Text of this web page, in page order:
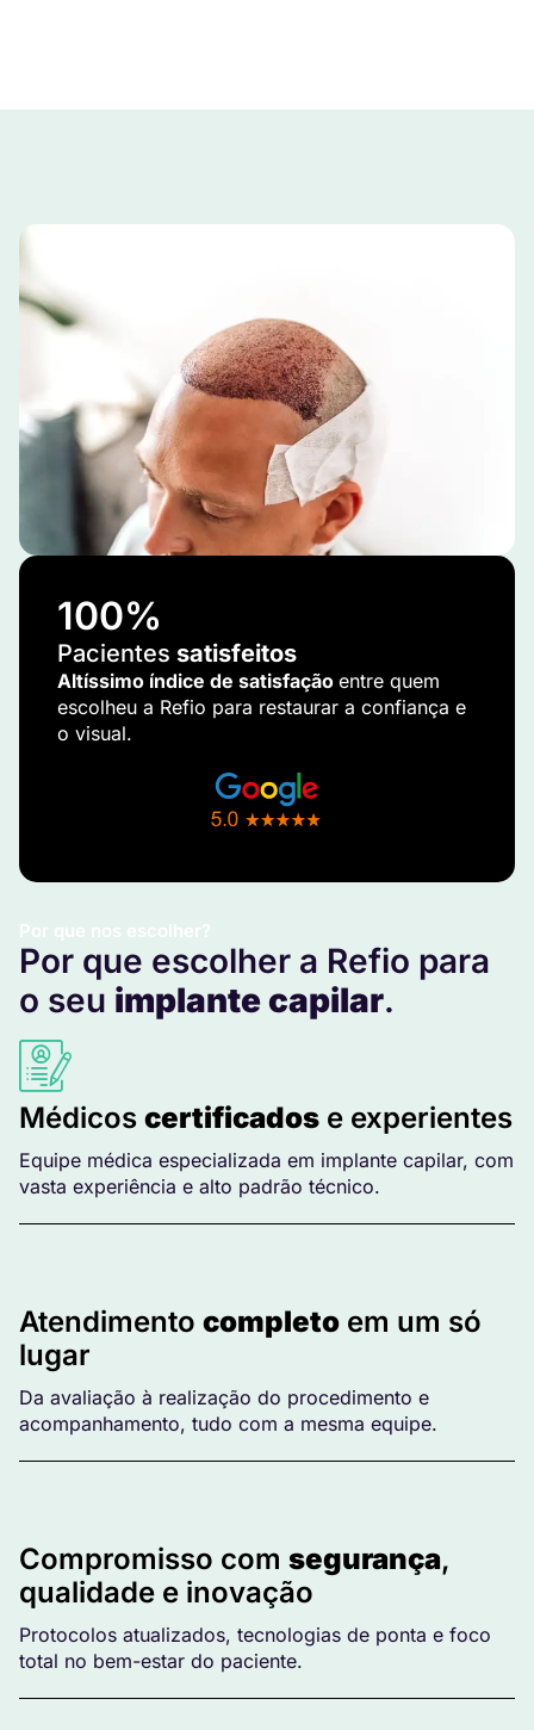
Por que nos escolher?
Por que escolher a Refio para
o seu implante capilar.
Médicos certificados e experientes
Equipe médica especializada em implante capilar, com
vasta experiência e alto padrão técnico.
Atendimento completo em um só
lugar
Da avaliação à realização do procedimento e
acompanhamento, tudo com a mesma equipe.
Compromisso com segurança,
qualidade e inovação
Protocolos atualizados, tecnologias de ponta e foco
total no bem-estar do paciente.
100%
Pacientes satisfeitos
Altíssimo índice de satisfação entre quem
escolheu a Refio para restaurar a confiança e
o visual.